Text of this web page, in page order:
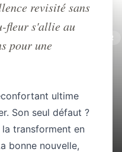
HIVER
fleur
revisité sans
fleur s'allie au
pour une
ultime
Son seul défaut ?
transforment en
bonne nouvelle,